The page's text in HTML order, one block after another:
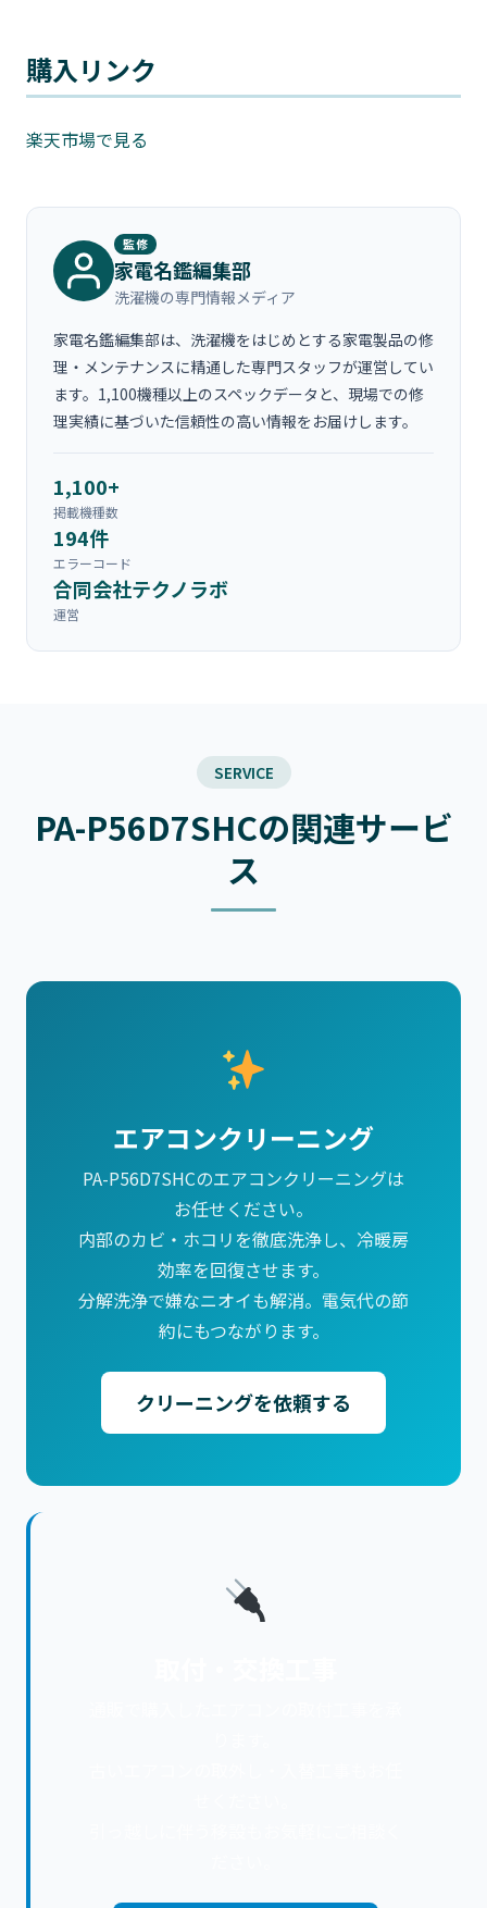
購入リンク
楽天市場で見る
監修
家電名鑑編集部
洗濯機の専門情報メディア
家電名鑑編集部は、洗濯機をはじめとする家電製品の修
理・メンテナンスに精通した専門スタッフが運営してい
ます。1,100機種以上のスペックデータと、現場での修
理実績に基づいた信頼性の高い情報をお届けします。
1,100+
掲載機種数
194件
エラーコード
合同会社テクノラボ
運営
SERVICE
PA-P56D7SHCの関連サービ
ス
エアコンクリーニング
PA-P56D7SHCのエアコンクリーニングは
お任せください。
内部のカビ・ホコリを徹底洗浄し、冷暖房
効率を回復させます。
分解洗浄で嫌なニオイも解消。電気代の節
約にもつながります。
クリーニングを依頼する